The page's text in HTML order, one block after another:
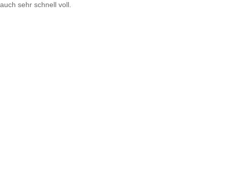
auch sehr schnell voll.